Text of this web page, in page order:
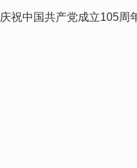
庆祝中国共产党成立105周